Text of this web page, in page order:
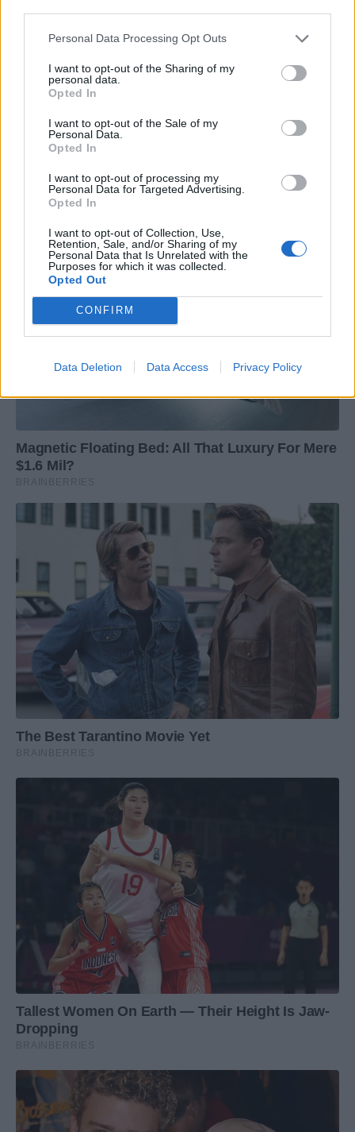
Personal Data Processing Opt Outs
I want to opt-out of the Sharing of my
personal data.
Opted In
I want to opt-out of the Sale of my
Personal Data.
Opted In
I want to opt-out of processing my
Personal Data for Targeted Advertising.
Opted In
I want to opt-out of Collection, Use,
Retention, Sale, and/or Sharing of my
Personal Data that Is Unrelated with the
Purposes for which it was collected.
Opted Out
CONFIRM
Data Deletion Data Access Privacy Policy